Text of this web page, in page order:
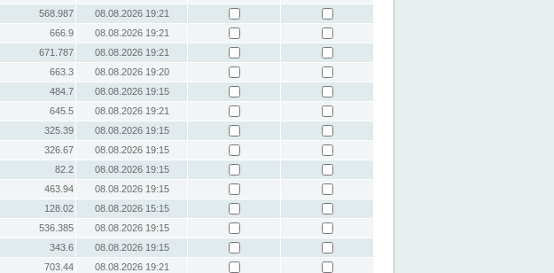
568.987
08.08.2026 19:21
666.9
08.08.2026 19:21
671.787
08.08.2026 19:21
663.3
08.08.2026 19:20
484.7
08.08.2026 19:15
645.5
08.08.2026 19:21
325.39
08.08.2026 19:15
326.67
08.08.2026 19:15
82.2
08.08.2026 19:15
463.94
08.08.2026 19:15
128.02
08.08.2026 15:15
536.385
08.08.2026 19:15
343.6
08.08.2026 19:15
703.44
08.08.2026 19:21